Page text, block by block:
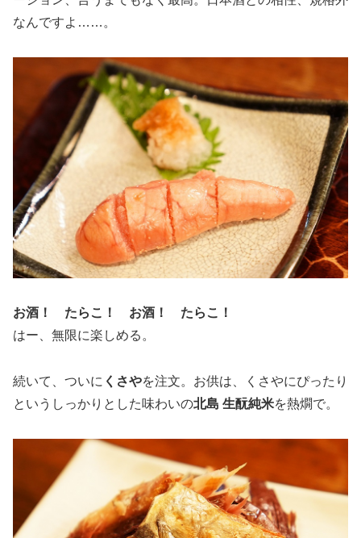
なんですよ……。
お酒！ たらこ！ お酒！ たらこ！
はー、無限に楽しめる。
続いて、ついに くさやを注文。お供は、くさやにぴったり
というしっかりとした味わいの北島 生酛純米を熱燗で。